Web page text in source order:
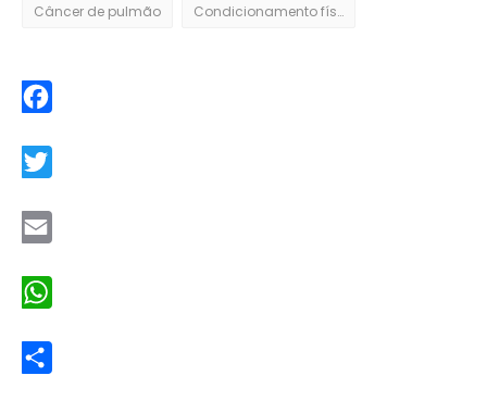
Câncer de pulmão Condicionamento físico